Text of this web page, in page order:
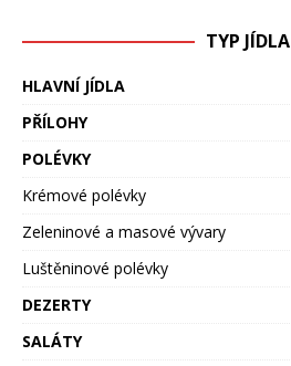
TYP JÍDLA
HLAVNÍ JÍDLA
PŘÍLOHY
POLÉVKY
Krémové polévky
Zeleninové a masové vývary
Luštěninové polévky
DEZERTY
SALÁTY